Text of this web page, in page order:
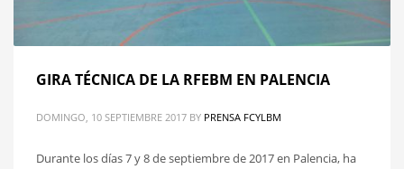
GIRA TÉCNICA DE LA RFEBM EN PALENCIA
DOMINGO, 10 SEPTIEMBRE 2017 BY PRENSA FCYLBM
Durante los días 7 y 8 de septiembre de 2017 en Palencia, ha